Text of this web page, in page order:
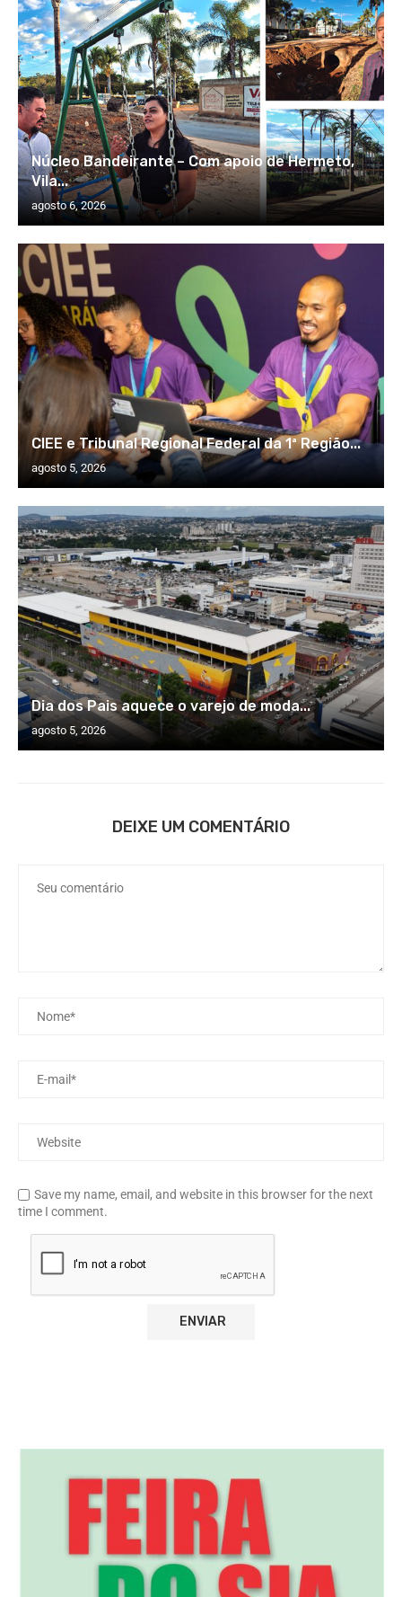
Núcleo Bandeirante – Com apoio de Hermeto,
Vila...
agosto 6, 2026
CIEE e Tribunal Regional Federal da 1ª Região...
agosto 5, 2026
Dia dos Pais aquece o varejo de moda...
agosto 5, 2026
DEIXE UM COMENTÁRIO
Save my name, email, and website in this browser for the next
time I comment.